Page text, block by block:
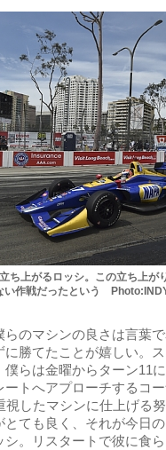
ち上がるロッシ。この立ち上が
い作戦だったという
のマシンの良さは言葉
に勝てたことが嬉しい。
らは金曜からターン11
ートへアプローチするコ
視したマシンに仕上げる
ても良く、それが今日
シ。リスタートで彼に食